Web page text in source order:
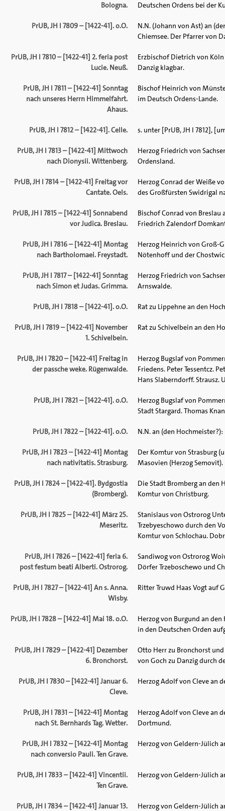
Bologna.
Deutschen Ordens bei der
PrUB, JH I 7809 – [1422-41]. o.O.
N.N. (Johann von Ast) an
Chiemsee. Der Pfarrer von
PrUB, JH I 7810 – [1422-41] 2. feria post
Lucie. Neuß.
Erzbischof Dietrich von
Danzig klagbar.
PrUB, JH I 7811 – [1422-41] Sonntag
nach unseres Herrn Himmelfahrt.
Ahaus.
Bischof Heinrich von
im Deutsch Ordens-Lande.
PrUB, JH I 7812 – [1422-41]. Celle. s. unter [PrUB, JH I 7812],
PrUB, JH I 7813 – [1422-41] Mittwoch
nach Dionysii. Wittenberg.
Herzog Friedrich von
Ordensland.
PrUB, JH I 7814 – [1422-41] Freitag vor
Cantate. Oels.
Herzog Conrad der Weiße
des Großfürsten Swidrigal
PrUB, JH I 7815 – [1422-41] Sonnabend
vor Judica. Breslau.
Bischof Conrad von
Friedrich Zalendorf
PrUB, JH I 7816 – [1422-41] Montag
nach Bartholomaei. Freystadt.
Herzog Heinrich von Groß-
Nötenhoff und der
PrUB, JH I 7817 – [1422-41] Sonntag
nach Simon et Judas. Grimma.
Herzog Friedrich von
Arnswalde.
PrUB, JH I 7818 – [1422-41]. o.O. Rat zu Lippehne an den
PrUB, JH I 7819 – [1422-41] November
1. Schivelbein.
Rat zu Schivelbein an den
PrUB, JH I 7820 – [1422-41] Freitag in
der passche weke. Rügenwalde.
Herzog Bugslaf von
Friedens. Peter Tessentcz.
Hans Slaberndorff. Strausz.
PrUB, JH I 7821 – [1422-41]. o.O.
Herzog Bugslaf von
Stadt Stargard. Thomas
PrUB, JH I 7822 – [1422-41]. o.O. N.N. an (den
PrUB, JH I 7823 – [1422-41] Montag
nach nativitatis. Strasburg.
Der Komtur von Strasburg
Masovien (Herzog Semovit).
PrUB, JH I 7824 – [1422-41]. Bydgostia
(Bromberg).
Die Stadt Bromberg an den
Komtur von Christburg.
PrUB, JH I 7825 – [1422-41] März 25.
Meseritz.
Stanislaus von Ostrorog
Trzebyeschowo durch den
Komtur von Schlochau.
PrUB, JH I 7826 – [1422-41] feria 6.
post festum beati Alberti. Ostrorog.
Sandiwog von Ostrorog
Dörfer Trzeboschewo und
PrUB, JH I 7827 – [1422-41] An s. Anna.
Wisby.
Ritter Truwd Haas Vogt auf
PrUB, JH I 7828 – [1422-41] Mai 18. o.O.
Herzog von Burgund an
in den Deutschen Orden
PrUB, JH I 7829 – [1422-41] Dezember
6. Bronchorst.
Otto Herr zu Bronchorst
von Goch zu Danzig durch
PrUB, JH I 7830 – [1422-41] Januar 6.
Cleve.
Herzog Adolf von Cleve an
PrUB, JH I 7831 – [1422-41] Montag
nach St. Bernhards Tag. Wetter.
Herzog Adolf von Cleve an
Dortmund.
PrUB, JH I 7832 – [1422-41] Montag
nach conversio Pauli. Ten Grave.
Herzog von Geldern-Jülich
PrUB, JH I 7833 – [1422-41] Vincentii.
Ten Grave.
Herzog von Geldern-Jülich
PrUB, JH I 7834 – [1422-41] Januar 13. Herzog von Geldern-Jülich